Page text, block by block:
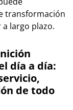
transformación
largo plazo.
día a día:
de todo